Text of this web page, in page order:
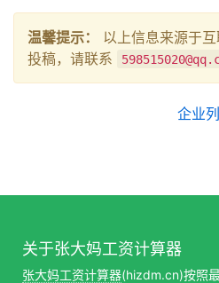
温馨提示：
以上信息来源于
投稿，请联系
企业
关于张大妈工资计算器
张大妈工资计算器(hizdm.cn)按照